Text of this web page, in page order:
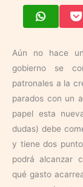
Aún no hace
gobierno se
patronales a la
parados con un
papel esta
dudas) debe
y tiene dos
podrá alcanzar
qué gasto